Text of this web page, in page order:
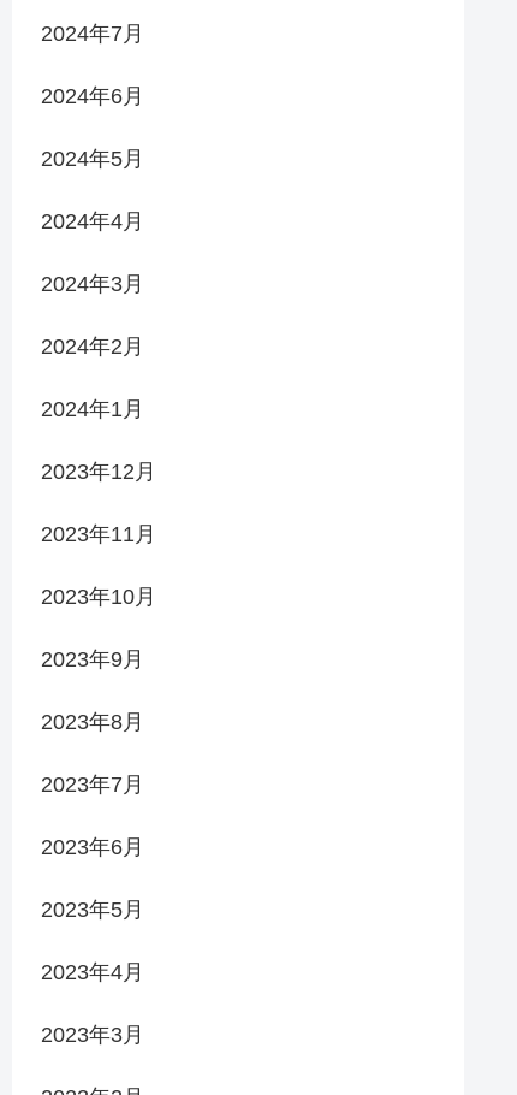
2024年7月
2024年6月
2024年5月
2024年4月
2024年3月
2024年2月
2024年1月
2023年12月
2023年11月
2023年10月
2023年9月
2023年8月
2023年7月
2023年6月
2023年5月
2023年4月
2023年3月